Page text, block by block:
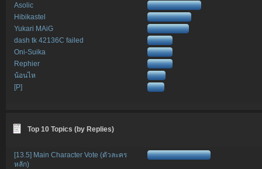
Asolic
Hibikastel
Yukari MAiG
dash tk 42136C failed
Oni-Suika
Rephier
น้อนไห
[P]
Top 10 Topics (by Replies)
[13.5] Main Character Vote (ตัวละคร
หลัก)